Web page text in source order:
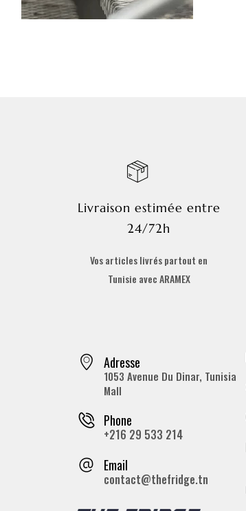
Livraison estimée entre
24/72h
Vos articles livrés partout en
Tunisie avec ARAMEX
Adresse
1053 Avenue Du Dinar, Tunisia
Mall
Phone
+216 29 533 214
Email
contact@thefridge.tn